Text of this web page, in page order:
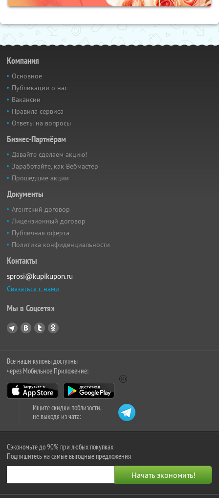
Компания
Основное
Публикации о нас
Вакансии
Правила сервиса
Ответы на вопросы
Бизнес-Партнёрам
Давайте сделаем акцию!
Заработайте, как Вебмастер
Прошедшие акции
Документы
Агентский договор
Лицензионный договор
Публичная оферта
Политика конфиденциальности
Контакты
sprosi@kupikupon.ru
Связаться с нами
Мы в Соцсетях
Все наши купоны доступны
через Мобильное Приложение:
Ищите скидки поблизости,
не выходя из чата:
Сэкономьте до 90% при любых покупках
Подпишитесь на самые выгодные предложения